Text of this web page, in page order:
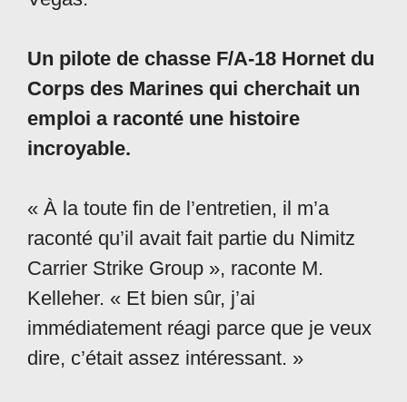
Un pilote de chasse F/A-18 Hornet du
Corps des Marines qui cherchait un
emploi a raconté une histoire
incroyable.
« À la toute fin de l’entretien, il m’a
raconté qu’il avait fait partie du Nimitz
Carrier Strike Group », raconte M.
Kelleher. « Et bien sûr, j’ai
immédiatement réagi parce que je veux
dire, c’était assez intéressant. »